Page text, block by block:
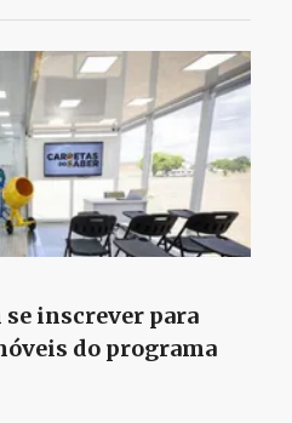
inscrever para
do programa